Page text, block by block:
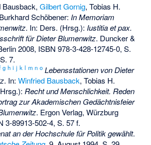
Bausback,Gilbert Gornig, Tobias H.
Schöbener: In Memoriam
. In: Ders. (Hrsg.): Iustitia et pax.
für Dieter Blumenwitz. Duncker &
2008, ISBN 978-3-428-12745-0, S.
7.
g h i j k l m n o Lebensstationen von Dieter
. In:Winfried Bausback, Tobias H.
Recht und Menschlichkeit. Reden
zur Akademischen Gedächtnisfeier
. Ergon Verlag, Würzburg
3-89913-502-4, S. 57 f.
an der Hochschule für Politik gewählt.